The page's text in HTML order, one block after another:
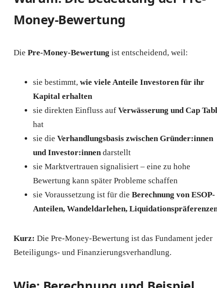
Money-Bewertung
Die Pre-Money-Bewertung ist entscheidend, weil:
sie bestimmt, wie viele Anteile Investoren für ihr
Kapital erhalten
sie direkten Einfluss auf Verwässerung und Cap
hat
sie die Verhandlungsbasis zwischen Gründer:innen
und Investor:innendarstellt
sie Marktvertrauen signalisiert – eine zu hohe
Bewertung kann später Probleme schaffen
sie Voraussetzung ist für die Berechnung von ESOP-
Anteilen, Wandeldarlehen,
Kurz: Die Pre-Money-Bewertung ist das Fundament jeder
Beteiligungs- und Finanzierungsverhandlung.